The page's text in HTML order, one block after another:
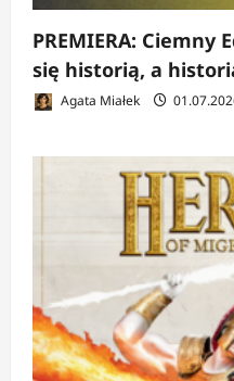
PREMIERA:
się historią, a
Agata Miałek